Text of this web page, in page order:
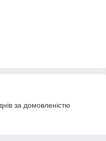
за домовленістю